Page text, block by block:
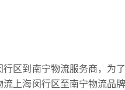
区到南宁物流服务商，为
上海闵行区至南宁物流品